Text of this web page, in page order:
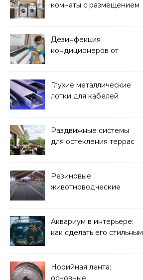
комнаты с размещением
Дезинфекция
кондиционеров от
Глухие металлические
лотки для кабелей
Раздвижные системы
для остекления террас
Резиновые
животноводческие
решать
Аквариум в интерьере:
как сделать его стильным
Норийная лента: